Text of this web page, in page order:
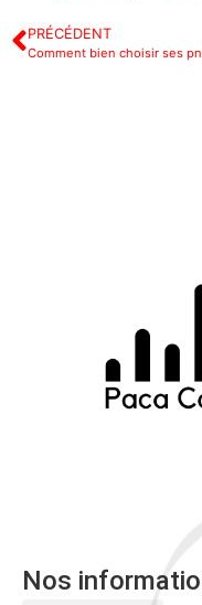
PRÉCÉDENT
Comment bien choisir ses
Nos